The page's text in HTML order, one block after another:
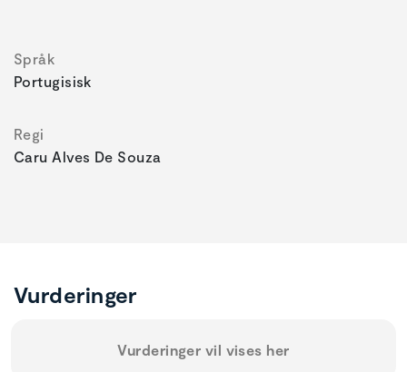
Språk
Portugisisk
Regi
Caru Alves De Souza
Vurderinger
Vurderinger vil vises her